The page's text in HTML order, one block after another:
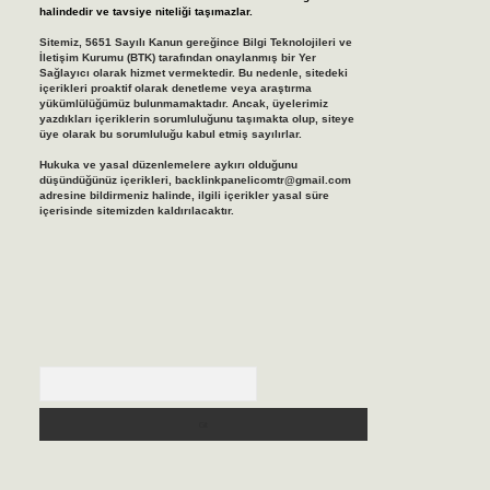
halindedir ve tavsiye niteliği taşımazlar.
Sitemiz, 5651 Sayılı Kanun gereğince Bilgi Teknolojileri ve
İletişim Kurumu (BTK) tarafından onaylanmış bir Yer
Sağlayıcı olarak hizmet vermektedir. Bu nedenle, sitedeki
içerikleri proaktif olarak denetleme veya araştırma
yükümlülüğümüz bulunmamaktadır. Ancak, üyelerimiz
yazdıkları içeriklerin sorumluluğunu taşımakta olup, siteye
üye olarak bu sorumluluğu kabul etmiş sayılırlar.
Hukuka ve yasal düzenlemelere aykırı olduğunu
düşündüğünüz içerikleri, backlinkpanelicomtr@gmail.com
adresine bildirmeniz halinde, ilgili içerikler yasal süre
içerisinde sitemizden kaldırılacaktır.